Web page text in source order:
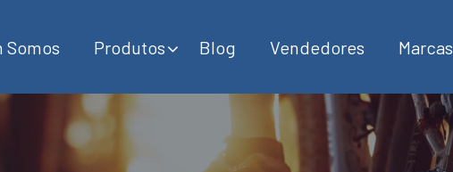
Somos Produtos Blog Vendedores Marcas